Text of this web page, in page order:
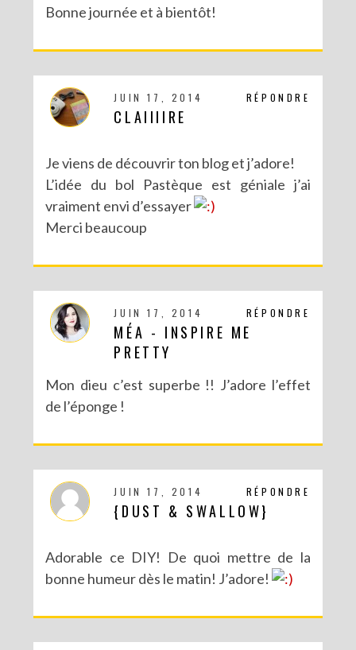
Bonne journée et à bientôt!
RÉPONDRE
JUIN 17, 2014
CLAIIIIRE
Je viens de découvrir ton blog et j’adore!
L’idée du bol Pastèque est géniale j’ai
vraiment envi d’essayer
Merci beaucoup
RÉPONDRE
JUIN 17, 2014
MÉA - INSPIRE ME
PRETTY
Mon dieu c’est superbe !! J’adore l’effet
de l’éponge !
RÉPONDRE
JUIN 17, 2014
{DUST & SWALLOW}
Adorable ce DIY! De quoi mettre de la
bonne humeur dès le matin! J’adore!